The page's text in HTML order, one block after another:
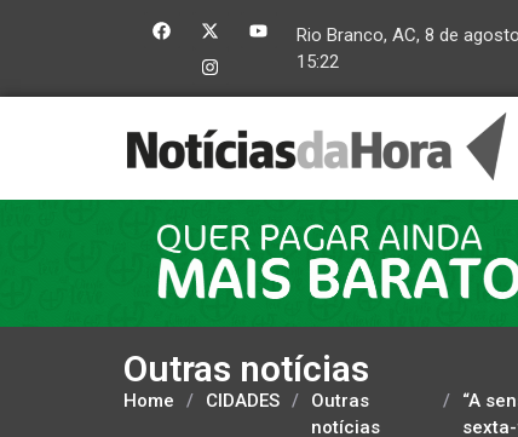
Rio Branco, AC, 8 de
15:22
Outras notícias
Home / CIDADES /
Outras
notícias
/
“A